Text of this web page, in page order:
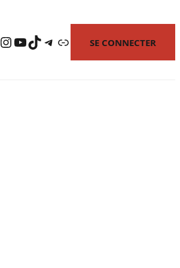
Instagram YouTube TikTok Telegram Lien SE CONNECTER